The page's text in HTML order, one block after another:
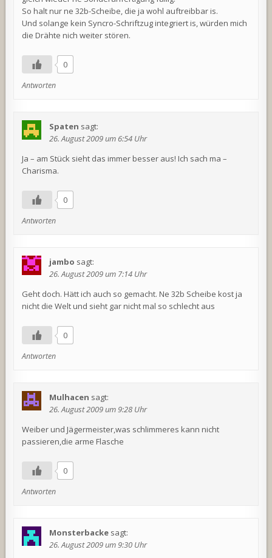
So halt nur ne 32b-Scheibe, die ja wohl auftreibbar is.
Und solange kein Syncro-Schriftzug integriert is, würden mich
die Drähte nich weiter stören.
0
Antworten
Spaten sagt:
26. August 2009 um 6:54 Uhr
Ja – am Stück sieht das immer besser aus! Ich sach ma –
Charisma.
0
Antworten
jambo sagt:
26. August 2009 um 7:14 Uhr
Geht doch. Hätt ich auch so gemacht. Ne 32b Scheibe kost ja
nicht die Welt und sieht gar nicht mal so schlecht aus
0
Antworten
Mulhacen sagt:
26. August 2009 um 9:28 Uhr
Weiber und Jägermeister,was schlimmeres kann nicht
passieren,die arme Flasche
0
Antworten
Monsterbacke sagt:
26. August 2009 um 9:30 Uhr